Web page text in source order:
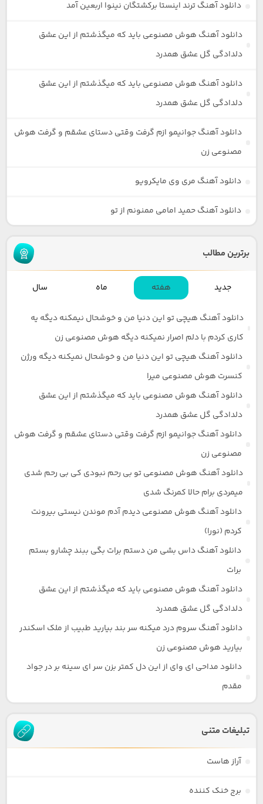
دانلود آهنگ ترند اینستا برکشتگان نینوا اربعین آمد
دانلود آهنگ هوش مصنوعی باید که میگذشتم از این عشق
دلدادگی گل عشق همدرد
دانلود آهنگ هوش مصنوعی باید که میگذشتم از این عشق
دلدادگی گل عشق همدرد
دانلود آهنگ جوانیمو ازم گرفت وقتی دستای عشقم و گرفت هوش
مصنوعی زن
دانلود آهنگ مری وی مایکرویو
دانلود آهنگ حمید امامی ممنونم از تو
برترین مطالب
جدید هفته ماه سال
دانلود آهنگ هیچی تو این دنیا من و خوشحال نیمکنه دیگه یه
کاری کردم با دلم اصرار نمیکنه دیگه هوش مصنوعی زن
دانلود آهنگ هیچی تو این دنیا من و خوشحال نمیکنه دیگه ورژن
کنسرت هوش مصنوعی میرا
دانلود آهنگ هوش مصنوعی باید که میگذشتم از این عشق
دلدادگی گل عشق همدرد
دانلود آهنگ جوانیمو ازم گرفت وقتی دستای عشقم و گرفت هوش
مصنوعی زن
دانلود آهنگ هوش مصنوعی تو بی رحم نبودی کی بی رحم شدی
میمردی برام حالا کمرنگ شدی
دانلود آهنگ هوش مصنوعی دیدم آدم موندن نیستی بیرونت
کردم (نورا)
دانلود آهنگ داس بشی من دستم برات بگی ببند چشارو بستم
برات
دانلود آهنگ هوش مصنوعی باید که میگذشتم از این عشق
دلدادگی گل عشق همدرد
دانلود آهنگ سروم درد میکنه سر بند بیارید طبیب از ملک اسکندر
بیارید هوش مصنوعی زن
دانلود مداحی ای وای از این دل کمتر بزن سر ای سینه بر در جواد
مقدم
تبلیغات متنی
آراز هاست
برج خنک کننده